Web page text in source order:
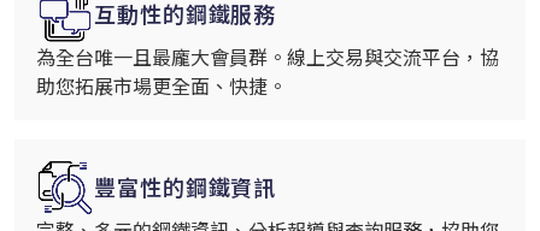
互動性的鋼鐵服務
為全台唯一且最龐大會員群。線上交易與交流平台，協
助您拓展市場更全面、快捷。
豐富性的鋼鐵資訊